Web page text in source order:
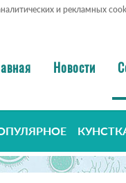
и рекламных
Новости